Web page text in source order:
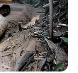
principais